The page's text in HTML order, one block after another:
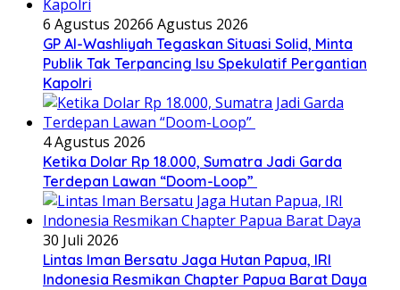
6 Agustus 20266 Agustus 2026
GP Al-Washliyah Tegaskan Situasi Solid, Minta
Publik Tak Terpancing Isu Spekulatif Pergantian
Kapolri
4 Agustus 2026
Ketika Dolar Rp 18.000, Sumatra Jadi Garda
Terdepan Lawan “Doom-Loop”
30 Juli 2026
Lintas Iman Bersatu Jaga Hutan Papua, IRI
Indonesia Resmikan Chapter Papua Barat Daya